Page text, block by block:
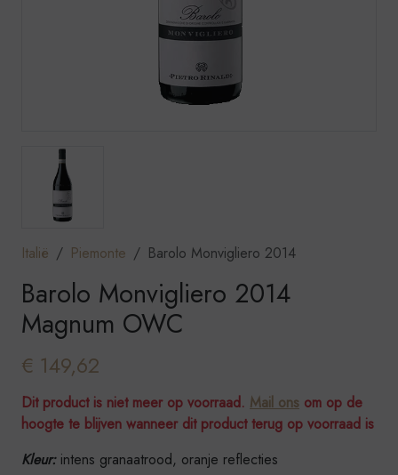
Italië Piemonte Barolo Monvigliero 2014
Barolo Monvigliero 2014
Magnum OWC
€ 149,62
Dit product is niet meer op voorraad. Mail ons om op de
hoogte te blijven wanneer dit product terug op voorraad is
Kleur: intens granaatrood, oranje reflecties